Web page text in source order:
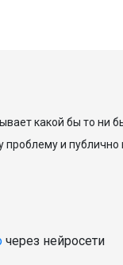
какой бы то ни
и публично
через нейросети